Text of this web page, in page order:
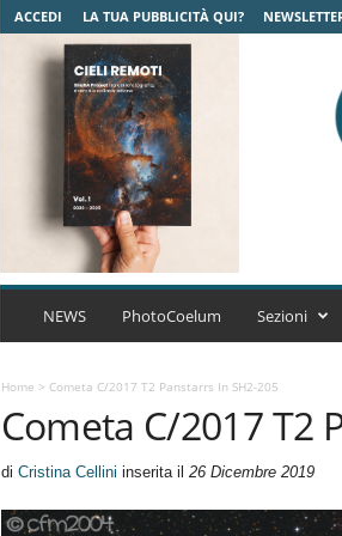
ACCEDI LA TUA PUBBLICITÀ QUI?
C
u
m
A
r
NEWS PhotoCoelum Sezioni
Home > Cometa C/2017 T2 Panstarrs In SH2-205
Cometa C/2017 T2
di Cristina Cellini inserita il 26 Dicembre 2019